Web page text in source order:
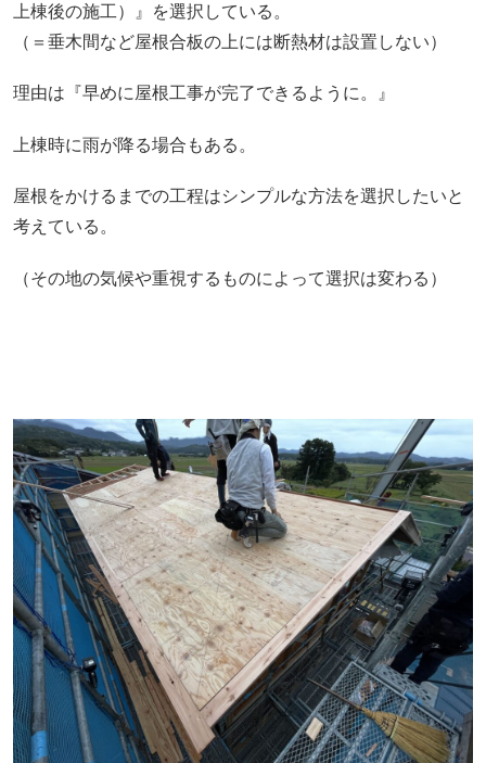
上棟後の施工）』を選択している。
（＝垂木間など屋根合板の上には断熱材は設置しない）
理由は『早めに屋根工事が完了できるように。』
上棟時に雨が降る場合もある。
屋根をかけるまでの工程はシンプルな方法を選択したいと
考えている。
（その地の気候や重視するものによって選択は変わる）